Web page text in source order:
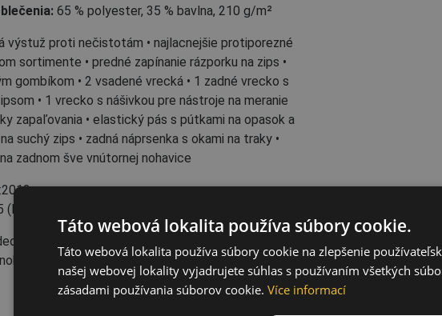
65 % polyester, 35 % bavlna, 210 g/m²
výstuž proti nečistotám • najlacnejšie protiporezné
sortimente • predné zapínanie rázporku na zips •
gombíkom • 2 vsadené vrecká • 1 zadné vrecko s
• 1 vrecko s nášivkou pre nástroje na meranie
zapaľovania • elastický pás s pútkami na opasok a
suchý zips • zadná náprsenka s okami na traky •
zadnom šve vnútornej nohavice
:2013
(Design:A Class:1)
lesníctvo, rybolov
Táto webová lokalita používa súbory cookie.
Táto webová lokalita používa súbory cookie na zlepšenie
našej webovej lokality vyjadrujete súhlas s používaním všetkých
zásadami používania súborov cookie. Více informací